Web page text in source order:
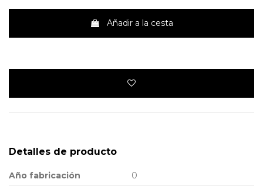
Añadir a la cesta
Detalles de producto
Año fabricación
0